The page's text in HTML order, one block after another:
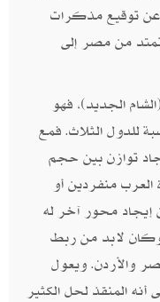
عن توقيع مذكرات
من مصر إلى
الجديد)، فهو
للدول الثلاث. فمع
توازن بين حجم
العرب منفردين أو
محور آخر له
وكان لابد من ربط
والأردن. ويعول
المنقذ لحل الكثير